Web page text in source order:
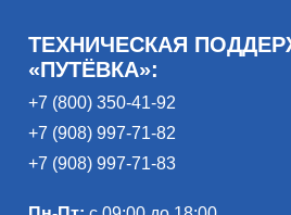
ТЕХНИЧЕСКАЯ
«ПУТЁВКА»:
+7 (800) 350-41-92
+7 (908) 997-71-82
+7 (908) 997-71-83